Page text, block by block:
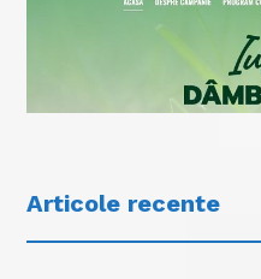
Articole recente